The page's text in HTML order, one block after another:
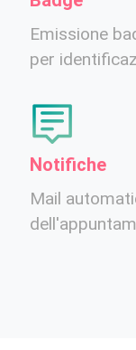
Emissione
per
Notifiche
Mail